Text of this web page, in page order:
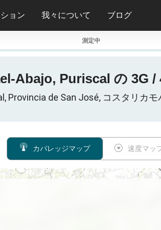
ョン 我々について ブログ
測定中
Abajo, Puriscal の 3G
Provincia de San José, コスタリカ
カバレッジマップ 速度マッ